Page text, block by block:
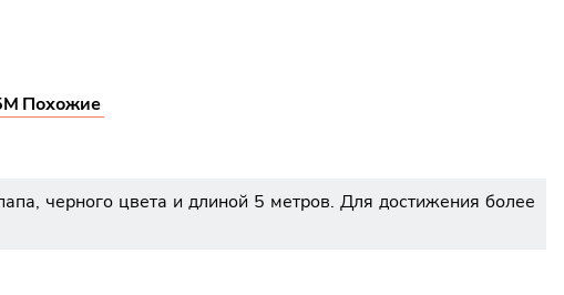
Похожие
черного цвета и длиной 5 метров. Для достижения более